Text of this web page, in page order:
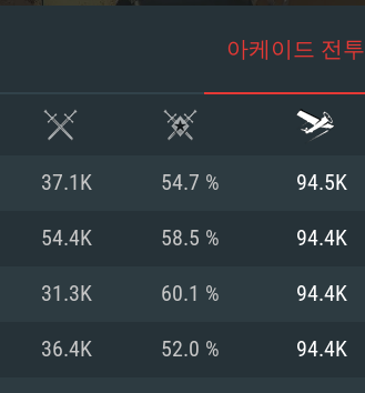
아케이드 전투
37.1K 54.7 % 94.5K
54.4K 58.5 % 94.4K
31.3K 60.1 % 94.4K
36.4K 52.0 % 94.4K